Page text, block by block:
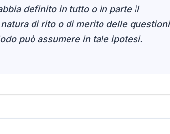
definito in tutto o in parte il
di rito o di merito delle questioni
può assumere in tale ipotesi.